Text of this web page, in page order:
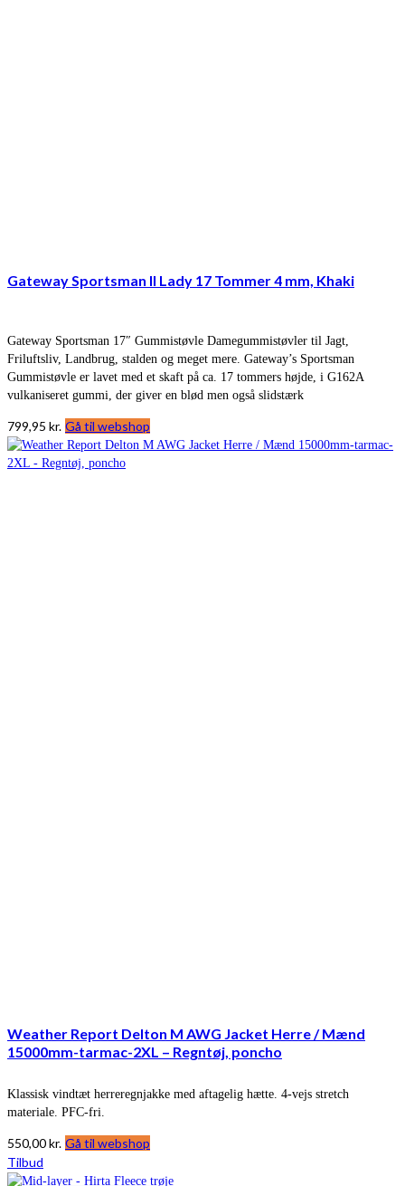
Gateway Sportsman II Lady 17 Tommer 4 mm, Khaki
Gateway Sportsman 17″ Gummistøvle Damegummistøvler til Jagt,
Friluftsliv, Landbrug, stalden og meget mere. Gateway’s Sportsman
Gummistøvle er lavet med et skaft på ca. 17 tommers højde, i G162A
vulkaniseret gummi, der giver en blød men også slidstærk
799,95 kr. Gå til webshop
Weather Report Delton M AWG Jacket Herre / Mænd
15000mm-tarmac-2XL – Regntøj, poncho
Klassisk vindtæt herreregnjakke med aftagelig hætte. 4-vejs stretch
materiale. PFC-fri.
550,00kr. Gå til webshop
Tilbud